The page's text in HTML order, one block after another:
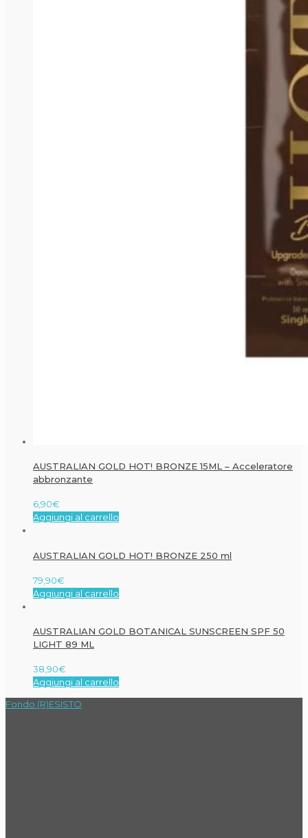
AUSTRALIAN GOLD HOT! BRONZE 15ML – Acceleratore
abbronzante
6,90€
Aggiungi al carrello
AUSTRALIAN GOLD HOT! BRONZE 250 ml
79,90€
Aggiungi al carrello
AUSTRALIAN GOLD BOTANICAL SUNSCREEN SPF 50
LIGHT 89 ML
38,90€
Aggiungi al carrello
Fondo (R)ESISTO